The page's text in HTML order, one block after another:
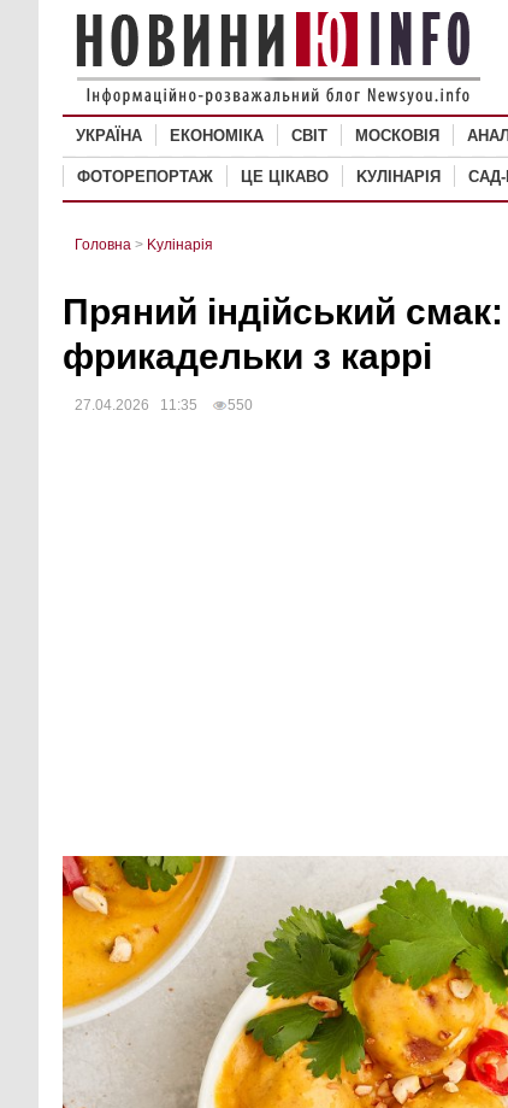
УКРАЇНА ЕКОНОМІКА СВІТ MОСКОВІЯ
ФОТОРЕПОРТАЖ ЦЕ ЦІКАВО KУЛІНАРІЯ
Головна > Kулінарія
Пряний індійський
фрикадельки з каррі
27.04.2026 11:35 550